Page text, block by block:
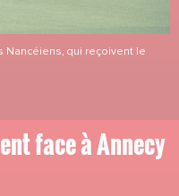
Nancéiens, qui reçoivent le
face à Annecy